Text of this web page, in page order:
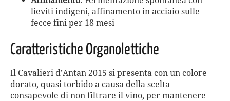
lieviti indigeni, affinamento in acciaio sulle
fecce fini per 18 mesi
Caratteristiche Organolettiche
Il Cavalieri d’Antan 2015 si presenta con un colore
dorato, quasi torbido a causa della scelta
consapevole di non filtrare il vino, per mantenere